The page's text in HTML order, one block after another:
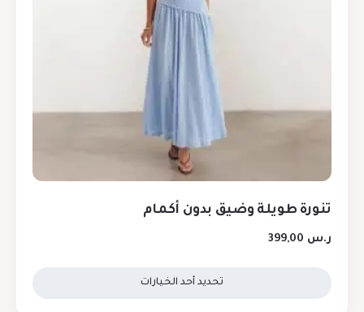
تنورة طويلة وضيق بدون أكمام
ر.س
تحديد أحد الخيارات